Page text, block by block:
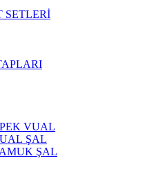
SETLERİ
VUAL
ŞAL
ŞAL